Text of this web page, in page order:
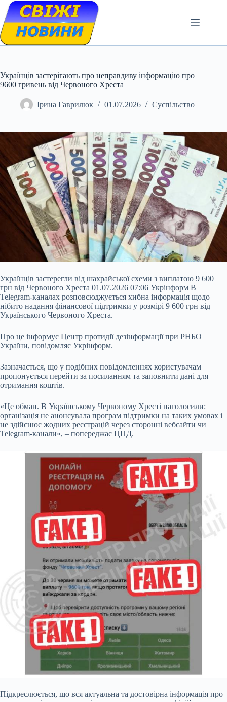
Skip
content
Українців застерігають про неправдиву інформацію про
9600 гривень від Червоного Хреста
Ірина Гаврилюк 01.07.2026 Суспільство
Українців застерегли від шахрайської схеми з виплатою 9 600
грн від Червоного Хреста 01.07.2026 07:06 Укрінформ В
Telegram-каналах розповсюджується хибна інформація щодо
нібито надання фінансової підтримки у розмірі 9 600 грн від
Українського Червоного Хреста.
Про це інформує Центр протидії дезінформації при РНБО
України, повідомляє Укрінформ.
Зазначається, що у подібних повідомленнях користувачам
пропонується перейти за посиланням та заповнити дані для
отримання коштів.
«Це обман. В Українському Червоному Хресті наголосили:
організація не анонсувала програм підтримки на таких умовах і
не здійснює жодних реєстрацій через сторонні вебсайти чи
Telegram-канали», – попереджає ЦПД.
Підкреслюється, що вся актуальна та достовірна інформація про